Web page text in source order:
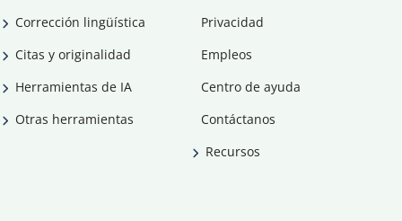
Corrección lingüística
Citas y originalidad
Herramientas de IA
Otras herramientas
Privacidad
Empleos
Centro de ayuda
Contáctanos
Recursos